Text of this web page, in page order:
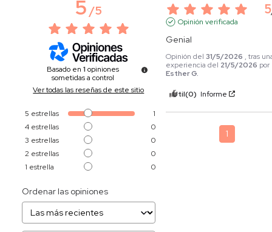
5/5
Basado en1 opiniones
sometidas a control
Ver todas las reseñas de este sitio
5 estrellas
1
4 estrellas
0
3 estrellas
0
2 estrellas
0
1 estrella 0
Ordenar las opiniones
5
Opinión verificada
Genial
Opinión del31/5/2026 , tras
experiencia del 21/5/2026 por
Esther G.
Útil(0) Informe
1